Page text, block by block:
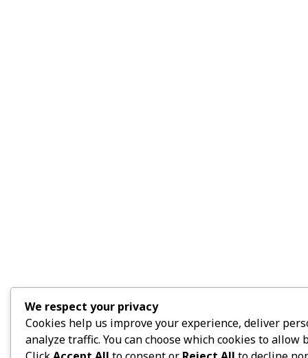
We respect your privacy
Cookies help us improve your experience, deliver
analyze traffic. You can choose which cookies to allow